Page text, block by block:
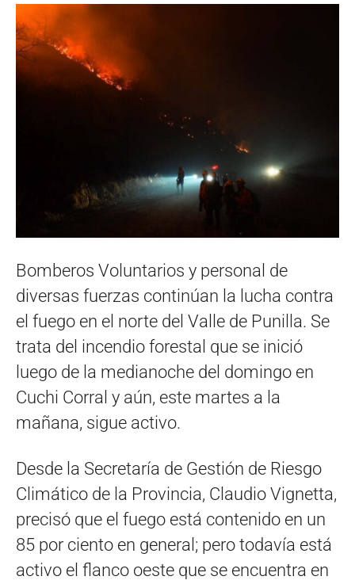
Bomberos Voluntarios y personal de
diversas fuerzas continúan la lucha contra
el fuego en el norte del Valle de Punilla. Se
trata del incendio forestal que se inició
luego de la medianoche del domingo en
Cuchi Corral y aún, este martes a la
mañana, sigue activo.
Desde la Secretaría de Gestión de Riesgo
Climático de la Provincia, Claudio Vignetta,
precisó que el fuego está contenido en un
85 por ciento en general; pero todavía está
activo el flanco oeste que se encuentra en